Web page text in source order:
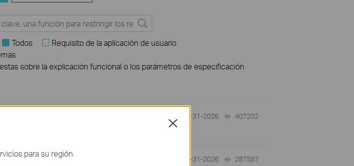
Todos
Requisito de la aplicación de usuario
sobre la explicación funcional o los parámetros de especificación
07-31-2026 407202
Frame Pass-Through Feature on TP-
07-31-2026 287587
para su región.
Close